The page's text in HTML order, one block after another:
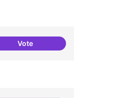
VoteCures i governança